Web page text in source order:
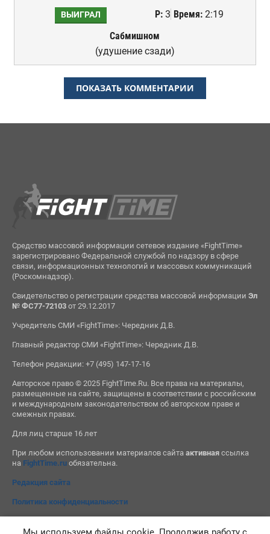
ВЫИГРАЛ Р:3 Время:2:19
Сабмишном
(удушение сзади)
ПОКАЗАТЬ КОММЕНТАРИИ
Средство массовой информации сетевое издание «FightTime»
зарегистрировано Федеральной службой по надзору в сфере
связи, информационных технологий и массовых коммуникаций
(Роскомнадзор).
Свидетельство о регистрации средства массовой информации Эл
№ ФС77-72103от 29.12.2017
Учредитель СМИ «FightTime»: Чередник Д.В.
Главный редактор СМИ «FightTime»: Чередник Д.В.
Телефон редакции: +7 (495) 147-17-16
Авторское право © 2025 FightTime.Ru. Все права на материалы,
размещенные на сайте, защищены в соответствии с российским
и международным законодательством об авторском праве и
смежных правах.
Для лиц старше 16 лет
При любом использовании материалов сайта активнаяссылка
на FightTime.ruобязательна.
Редакция сайта
Политика конфиденциальности